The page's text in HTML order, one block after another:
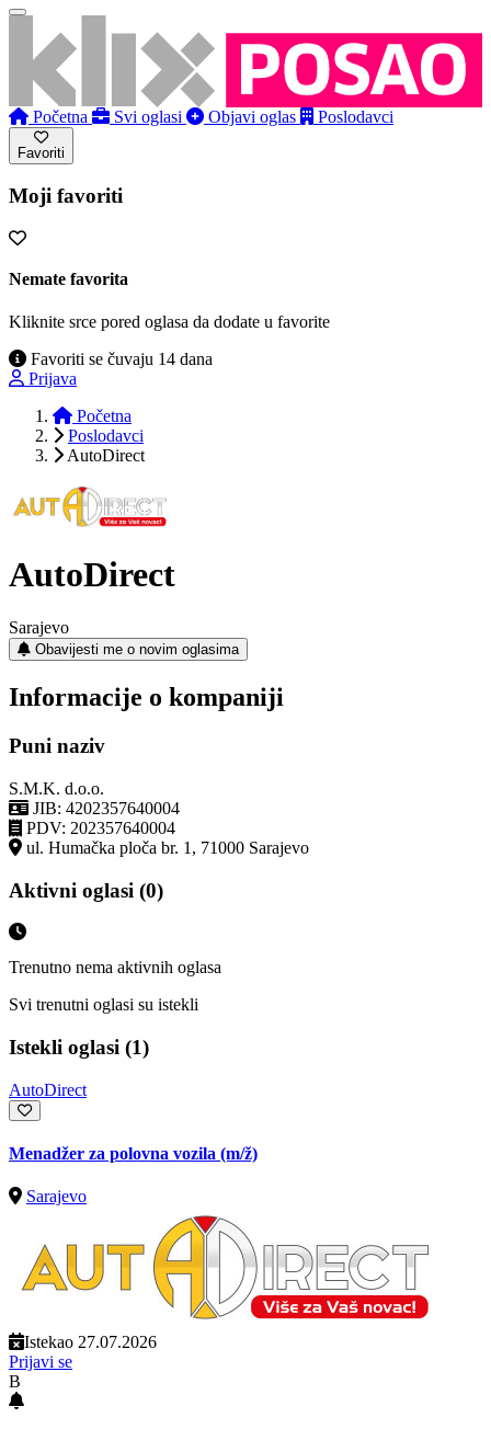
Početna Svi oglasi Objavi oglas Poslodavci
Favoriti
Moji favoriti
Nemate favorita
Kliknite srce pored oglasa da dodate u favorite
Favoriti se čuvaju 14 dana
Prijava
Početna
Poslodavci
AutoDirect
AutoDirect
Sarajevo
Obavijesti me o novim oglasima
Informacije o kompaniji
Puni naziv
S.M.K. d.o.o.
JIB: 4202357640004
PDV: 202357640004
ul. Humačka ploča br. 1, 71000 Sarajevo
Aktivni oglasi (0)
Trenutno nema aktivnih oglasa
Svi trenutni oglasi su istekli
Istekli oglasi (1)
AutoDirect
Menadžer za polovna vozila (m/ž)
Sarajevo
Istekao 27.07.2026
Prijavi se
B